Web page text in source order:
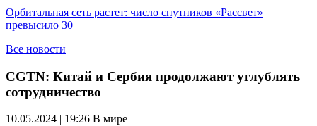
Орбитальная сеть растет: число спутников «Рассвет»
превысило 30
Все новости
CGTN: Китай и Сербия продолжают углублять
сотрудничество
10.05.2024 | 19:26 В мире